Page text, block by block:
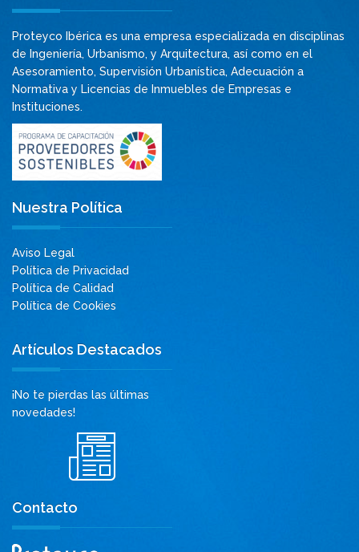
Proteyco Ibérica es una empresa especializada en disciplinas
de Ingeniería, Urbanismo, y Arquitectura, así como en el
Asesoramiento, Supervisión Urbanística, Adecuación a
Normativa y Licencias de Inmuebles de Empresas e
Instituciones.
Nuestra Política
Aviso Legal
Política de Privacidad
Política de Calidad
Política de Cookies
Artículos Destacados
¡No te pierdas las últimas
novedades!
Contacto